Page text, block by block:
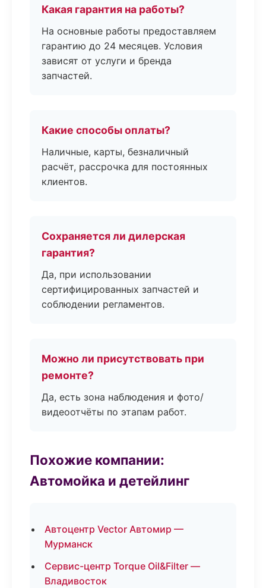
Какая гарантия на работы?
На основные работы предоставляем
гарантию до 24 месяцев. Условия
зависят от услуги и бренда
запчастей.
Какие способы оплаты?
Наличные, карты, безналичный
расчёт, рассрочка для постоянных
клиентов.
Сохраняется ли дилерская
гарантия?
Да, при использовании
сертифицированных запчастей и
соблюдении регламентов.
Можно ли присутствовать при
ремонте?
Да, есть зона наблюдения и фото/
видеоотчёты по этапам работ.
Похожие компании:
Автомойка и детейлинг
Автоцентр Vector Автомир —
Мурманск
Сервис-центр Torque Oil&Filter —
Владивосток